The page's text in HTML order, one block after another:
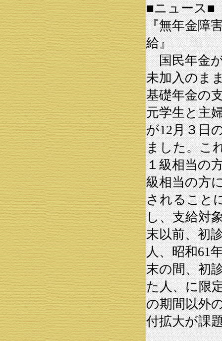
■ニュース■
『無年金障
給』
国民年金が
未加入のま
基礎年金の
元学生と主
が12月３日
ました。こ
１級相当の
級相当の方
されること
し、支給対
末以前、初
人、昭和61
末の間、初
た人、に限
の期間以外
付拡大が課